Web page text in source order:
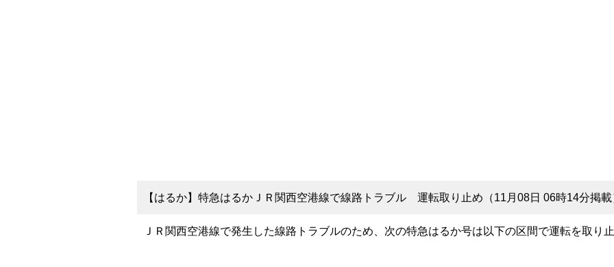
【はるか】特急はるかＪＲ関西空港線で線路トラブル 運転取り止め（11月08日 06時14分掲載
ＪＲ関西空港線で発生した線路トラブルのため、次の特急はるか号は以下の区間で運転を取り止